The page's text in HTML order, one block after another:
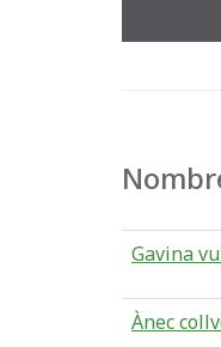
Gavina
Ànec